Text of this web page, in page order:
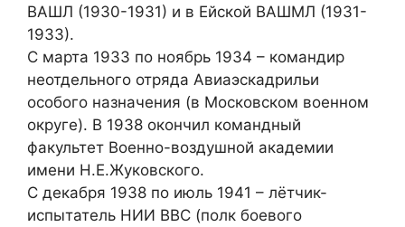
ВАШЛ (1930-1931) и в Ейской ВАШМЛ (1931-
1933).
С марта 1933 по ноябрь 1934 – командир
неотдельного отряда Авиаэскадрильи
особого назначения (в Московском военном
округе). В 1938 окончил командный
факультет Военно-воздушной академии
имени Н.Е.Жуковского.
С декабря 1938 по июль 1941 – лётчик-
испытатель НИИ ВВС (полк боевого